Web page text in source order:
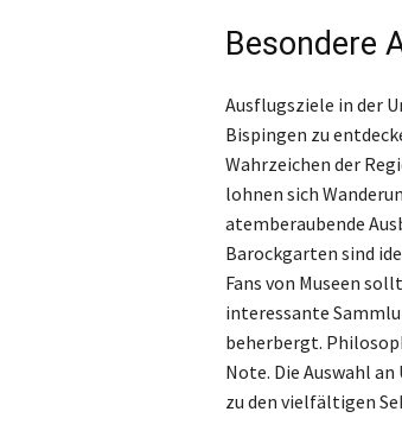
Besondere
Ausflugsziele in der
Bispingen zu
Wahrzeichen der
lohnen sich
atemberaubende
Barockgarten sind
Fans von Museen
interessante
beherbergt.
Note. Die Auswahl
zu den vielfältigen